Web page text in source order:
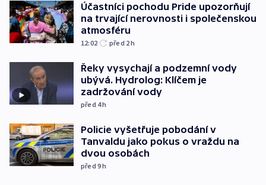
Účastníci pochodu Pride upozorňují
na trvající nerovnosti i společenskou
atmosféru
12:02 před 2h
Řeky vysychají a podzemní vody
ubývá. Hydrolog: Klíčem je
zadržování vody
před 4h
Policie vyšetřuje pobodání v
Tanvaldu jako pokus o vraždu na
dvou osobách
před 9h